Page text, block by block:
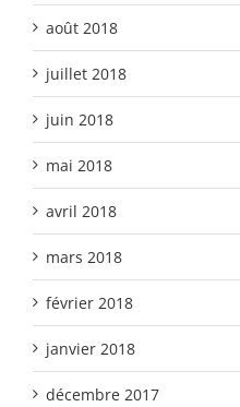
août 2018
juillet 2018
juin 2018
mai 2018
avril 2018
mars 2018
février 2018
janvier 2018
décembre 2017